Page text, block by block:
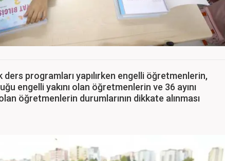
programları yapılırken engelli öğretmenlerin,
engelli yakını olan öğretmenlerin ve 36 ayını
öğretmenlerin durumlarının dikkate alınması